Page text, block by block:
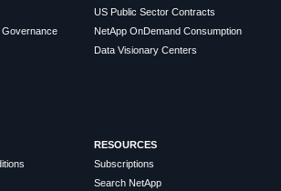
Governance
US Public Sector Contracts
NetApp OnDemand Consumption
Data Visionary Centers
RESOURCES
Subscriptions
Search NetApp